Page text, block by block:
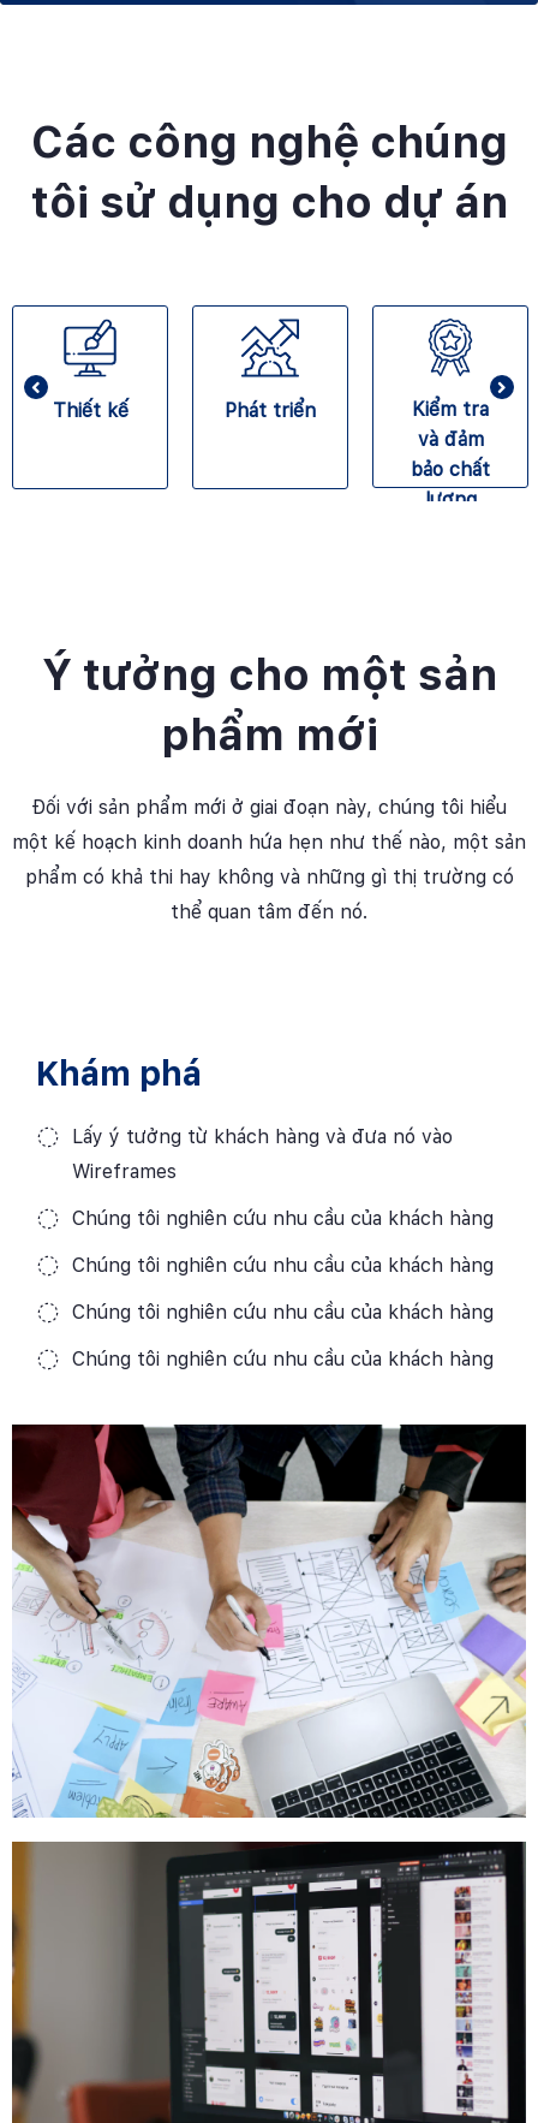
Các công nghệ chúng
tôi sử dụng cho dự án
Thiết kế Phát triển
Kiểm tra
và đảm
bảo chất
lượng
Ý tưởng cho một sản
phẩm mới
Đối với sản phẩm mới ở giai đoạn này, chúng tôi hiểu
một kế hoạch kinh doanh hứa hẹn như thế nào, một sản
phẩm có khả thi hay không và những gì thị trường có
thể quan tâm đến nó.
Khám phá
Lấy ý tưởng từ khách hàng và đưa nó vào
Wireframes
Chúng tôi nghiên cứu nhu cầu của khách hàng
Chúng tôi nghiên cứu nhu cầu của khách hàng
Chúng tôi nghiên cứu nhu cầu của khách hàng
Chúng tôi nghiên cứu nhu cầu của khách hàng